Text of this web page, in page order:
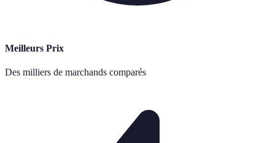
Meilleurs Prix
Des milliers de marchands comparés